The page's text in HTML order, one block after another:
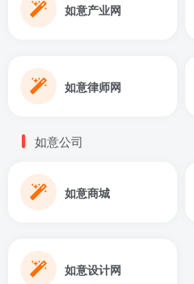
如意产业网
如意律师网
如意公司
如意商城
如意设计网